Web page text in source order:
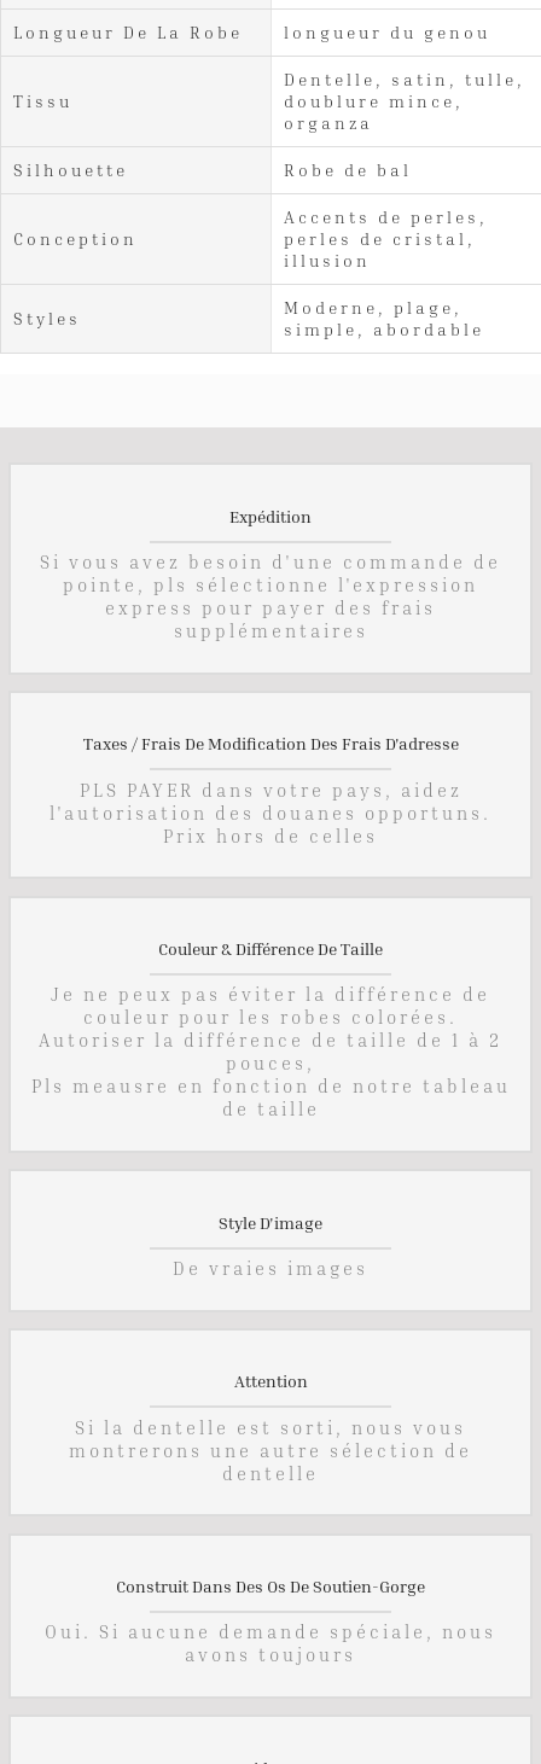
Longueur De La Robe longueur du genou
Tissu
Dentelle, satin, tulle,
doublure mince,
organza
Silhouette Robe de bal
Conception
Accents de perles,
perles de cristal,
illusion
Styles
Moderne, plage,
simple, abordable
Expédition
Si vous avez besoin d'une commande de
pointe, pls sélectionne l'expression
express pour payer des frais
supplémentaires
Taxes / Frais De Modification Des Frais D'adresse
PLS PAYER dans votre pays, aidez
l'autorisation des douanes opportuns.
Prix ​​hors de celles
Couleur & Différence De Taille
Je ne peux pas éviter la différence de
couleur pour les robes colorées.
Autoriser la différence de taille de 1 à 2
pouces,
Pls meausre en fonction de notre tableau
de taille
Style D'image
De vraies images
Attention
Si la dentelle est sorti, nous vous
montrerons une autre sélection de
dentelle
Construit Dans Des Os De Soutien-Gorge
Oui. Si aucune demande spéciale, nous
avons toujours